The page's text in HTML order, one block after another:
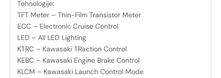
Tehnologije:
TFT Meter – Thin-Film Transistor Meter
ECC – Electronic Cruise Control
LED – All LED Lighting
KTRC – Kawasaki TRaction Control
KEBC – Kawasaki Engine Brake Control
KLCM – Kawasaki Launch Control Mode